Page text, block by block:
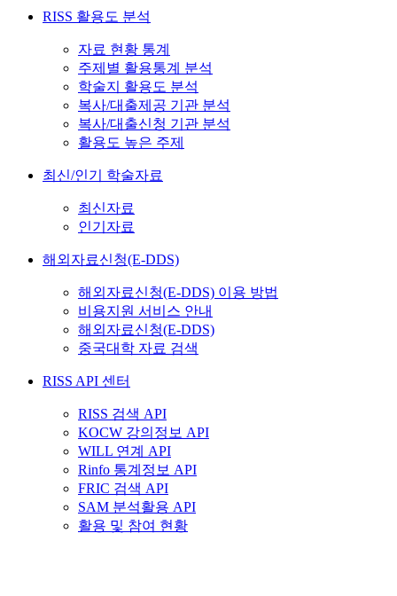
RISS 활용도 분석
자료 현황 통계
주제별 활용통계 분석
학술지 활용도 분석
복사/대출제공 기관 분석
복사/대출신청 기관 분석
활용도 높은 주제
최신/인기 학술자료
최신자료
인기자료
해외자료신청(E-DDS)
해외자료신청(E-DDS) 이용 방법
비용지원 서비스 안내
해외자료신청(E-DDS)
중국대학 자료 검색
RISS API 센터
RISS 검색 API
KOCW 강의정보 API
WILL 연계 API
Rinfo 통계정보 API
FRIC 검색 API
SAM 분석활용 API
활용 및 참여 현황